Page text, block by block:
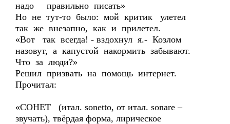
надо правильно писать»
Но не тут-то было: мой критик улетел
так же внезапно, как и прилетел.
«Вот так всегда! - вздохнул я.- Козлом
назовут, а капустой накормить забывают.
Что за люди?»
Решил призвать на помощь интернет.
Прочитал:
«СОНЕТ (итал. sonetto, от итал. sonare –
звучать), твёрдая форма, лирическое